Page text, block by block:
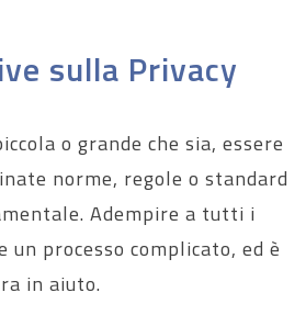
sulla Privacy
o grande che sia, essere
norme, regole o standard
Adempire a tutti i
un processo complicato, ed è
in aiuto.